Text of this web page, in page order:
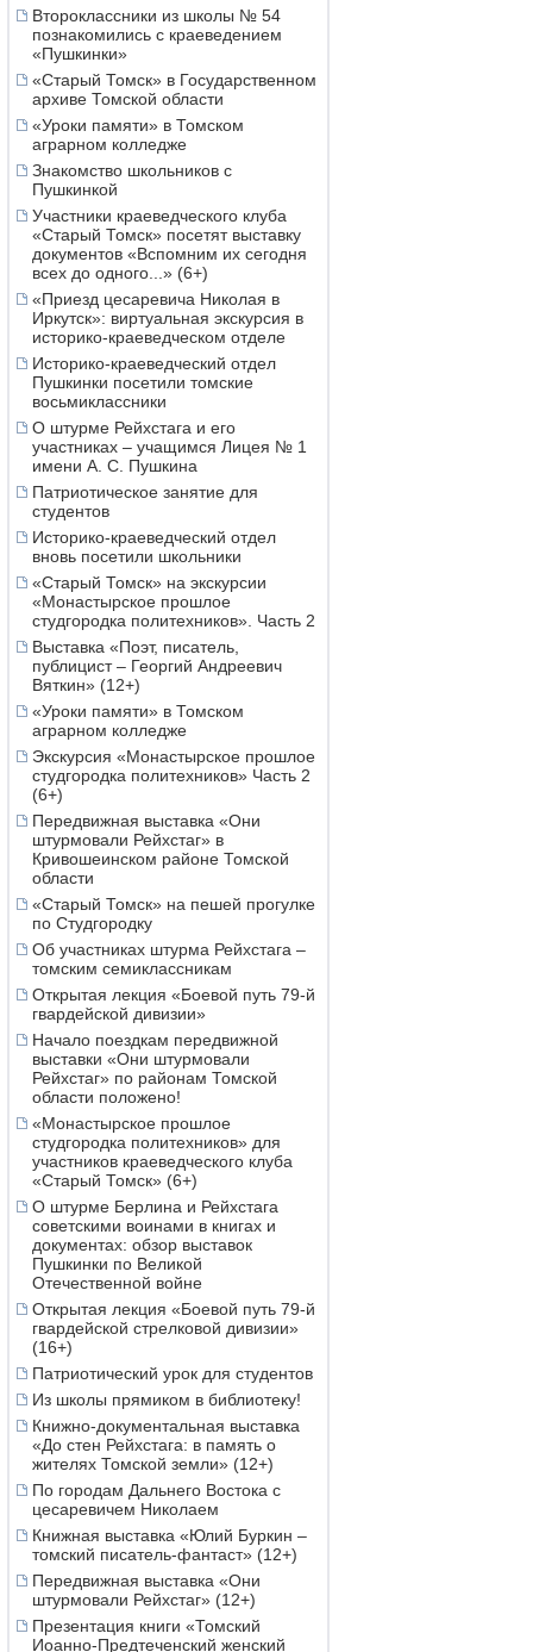
Второклассники из школы № 54
познакомились с краеведением
«Пушкинки»
«Старый Томск» в Государственном
архиве Томской области
«Уроки памяти» в Томском
аграрном колледже
Знакомство школьников с
Пушкинкой
Участники краеведческого клуба
«Старый Томск» посетят выставку
документов «Вспомним их сегодня
всех до одного...» (6+)
«Приезд цесаревича Николая в
Иркутск»: виртуальная экскурсия в
историко-краеведческом отделе
Историко-краеведческий отдел
Пушкинки посетили томские
восьмиклассники
О штурме Рейхстага и его
участниках – учащимся Лицея № 1
имени А. С. Пушкина
Патриотическое занятие для
студентов
Историко-краеведческий отдел
вновь посетили школьники
«Старый Томск» на экскурсии
«Монастырское прошлое
студгородка политехников». Часть 2
Выставка «Поэт, писатель,
публицист – Георгий Андреевич
Вяткин» (12+)
«Уроки памяти» в Томском
аграрном колледже
Экскурсия «Монастырское прошлое
студгородка политехников» Часть 2
(6+)
Передвижная выставка «Они
штурмовали Рейхстаг» в
Кривошеинском районе Томской
области
«Старый Томск» на пешей прогулке
по Студгородку
Об участниках штурма Рейхстага –
томским семиклассникам
Открытая лекция «Боевой путь 79-й
гвардейской дивизии»
Начало поездкам передвижной
выставки «Они штурмовали
Рейхстаг» по районам Томской
области положено!
«Монастырское прошлое
студгородка политехников» для
участников краеведческого клуба
«Старый Томск» (6+)
О штурме Берлина и Рейхстага
советскими воинами в книгах и
документах: обзор выставок
Пушкинки по Великой
Отечественной войне
Открытая лекция «Боевой путь 79-й
гвардейской стрелковой дивизии»
(16+)
Патриотический урок для студентов
Из школы прямиком в библиотеку!
Книжно-документальная выставка
«До стен Рейхстага: в память о
жителях Томской земли» (12+)
По городам Дальнего Востока с
цесаревичем Николаем
Книжная выставка «Юлий Буркин –
томский писатель-фантаст» (12+)
Передвижная выставка «Они
штурмовали Рейхстаг» (12+)
Презентация книги «Томский
Иоанно-Предтеченский женский